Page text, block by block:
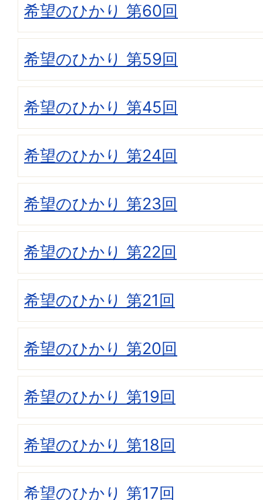
希望のひかり 第60回
希望のひかり 第59回
希望のひかり 第45回
希望のひかり 第24回
希望のひかり 第23回
希望のひかり 第22回
希望のひかり 第21回
希望のひかり 第20回
希望のひかり 第19回
希望のひかり 第18回
希望のひかり 第17回